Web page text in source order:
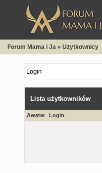
Forum Mama i Ja » Użytkownicy
Lista użytkowników
Awatar Login